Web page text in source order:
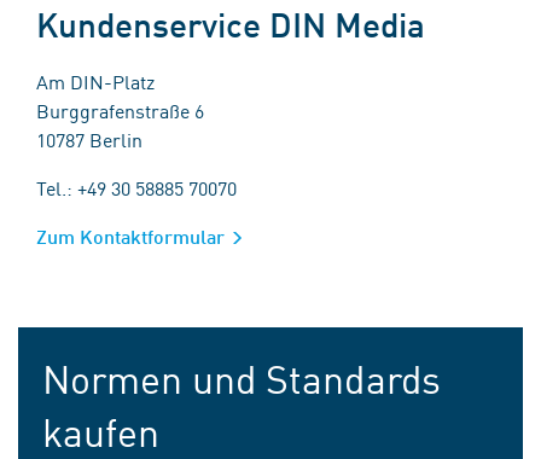
Kundenservice DIN Media
Am DIN-Platz
Burggrafenstraße 6
10787 Berlin
Tel.: +49 30 58885 70070
Zum Kontaktformular
Normen und Standards
kaufen